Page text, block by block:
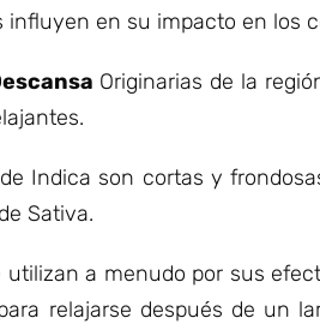
en su impacto en los
Originarias de la
Indica son cortas y
Sativa.
utilizan a menudo por sus
relajarse después de un